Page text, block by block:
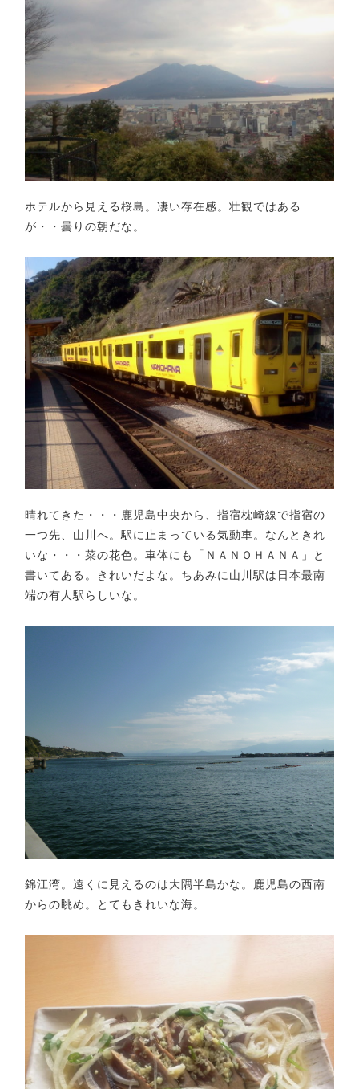
ホテルから見える桜島。凄い存在感。壮観ではある
が・・曇りの朝だな。
晴れてきた・・・鹿児島中央から、指宿枕崎線で指宿の
一つ先、山川へ。駅に止まっている気動車。なんときれ
いな・・・菜の花色。車体にも「ＮＡＮＯＨＡＮＡ」と
書いてある。きれいだよな。ちあみに山川駅は日本最南
端の有人駅らしいな。
錦江湾。遠くに見えるのは大隅半島かな。鹿児島の西南
からの眺め。とてもきれいな海。